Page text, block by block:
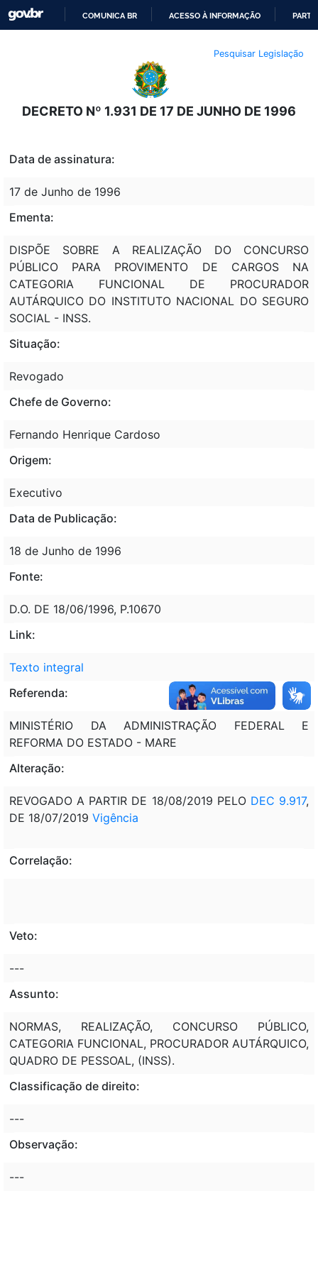
O
CONTEÚDO
COMUNICA BR ACESSO À INFORMAÇÃO
Pesquisar Legislação
DECRETO Nº 1.931 DE 17 DE JUNHO DE 1996
Data de assinatura:
17 de Junho de 1996
Ementa:
DISPÕE SOBRE A REALIZAÇÃO DO CONCURSO
PÚBLICO PARA PROVIMENTO DE CARGOS NA
CATEGORIA FUNCIONAL DE PROCURADOR
AUTÁRQUICO DO INSTITUTO NACIONAL DO SEGURO
SOCIAL - INSS.
Situação:
Revogado
Chefe de Governo:
Fernando Henrique Cardoso
Origem:
Executivo
Data de Publicação:
18 de Junho de 1996
Fonte:
D.O. DE 18/06/1996, P.10670
Link:
Texto integral
Referenda:
MINISTÉRIO DA ADMINISTRAÇÃO FEDERAL E
REFORMA DO ESTADO - MARE
Alteração:
REVOGADO A PARTIR DE 18/08/2019 PELO DEC 9.917,
DE 18/07/2019 Vigência
Correlação:
Veto:
---
Assunto:
NORMAS, REALIZAÇÃO, CONCURSO PÚBLICO,
CATEGORIA FUNCIONAL, PROCURADOR AUTÁRQUICO,
QUADRO DE PESSOAL, (INSS).
Classificação de direito:
---
Observação:
---